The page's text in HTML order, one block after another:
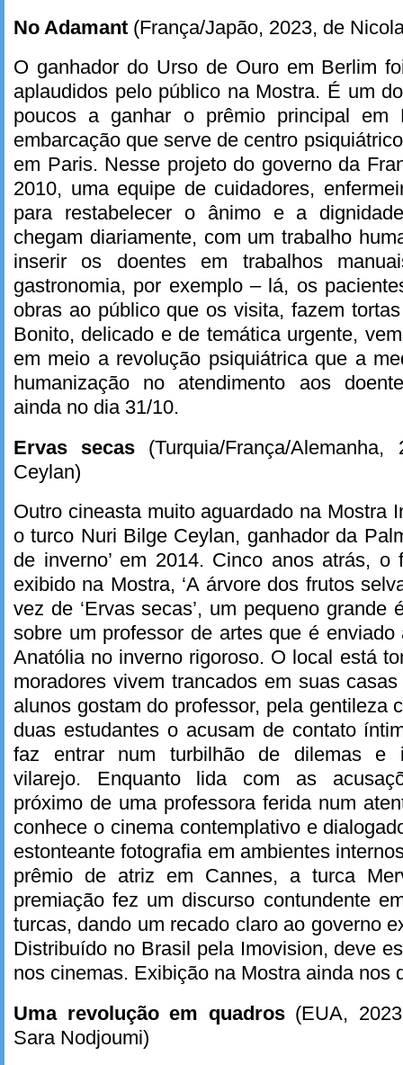
No Adamant (França/Japão, 2023, de
O ganhador do Urso de Ouro em Berlim
aplaudidos pelo público na Mostra. É um
poucos a ganhar o prêmio principal em
embarcação que serve de centro
em Paris. Nesse projeto do governo da
2010, uma equipe de cuidadores,
para restabelecer o ânimo e a
chegam diariamente, com um trabalho
inserir os doentes em trabalhos
gastronomia, por exemplo – lá, os
obras ao público que os visita, fazem
Bonito, delicado e de temática urgente,
em meio a revolução psiquiátrica que a
humanização no atendimento aos
ainda no dia 31/10.
Ervas secas (Turquia/França/
Ceylan)
Outro cineasta muito aguardado na Mostra
o turco Nuri Bilge Ceylan, ganhador da
de inverno’ em 2014. Cinco anos atrás, o
exibido na Mostra, ‘A árvore dos frutos
vez de ‘Ervas secas’, um pequeno grande
sobre um professor de artes que é
Anatólia no inverno rigoroso. O local está
moradores vivem trancados em suas
alunos gostam do professor, pela gentileza
duas estudantes o acusam de contato
faz entrar num turbilhão de dilemas e
vilarejo. Enquanto lida com as
próximo de uma professora ferida num
conhece o cinema contemplativo e
estonteante fotografia em ambientes
prêmio de atriz em Cannes, a turca
premiação fez um discurso contundente
turcas, dando um recado claro ao governo
Distribuído no Brasil pela Imovision, deve
nos cinemas. Exibição na Mostra ainda nos
Uma revolução em quadros (EUA,
Sara Nodjoumi)